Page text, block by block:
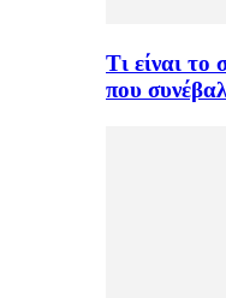
Τι είναι το
που